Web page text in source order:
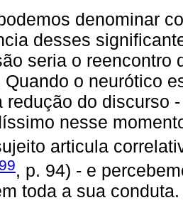
denominar
desses
seria o reencontro
Quando o neurótico
redução do discurso
nesse
articula
, p. 94) - e
toda a sua conduta.